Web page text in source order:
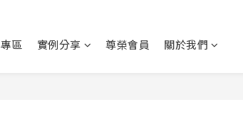
區 實例分享 尊榮會員 關於我們